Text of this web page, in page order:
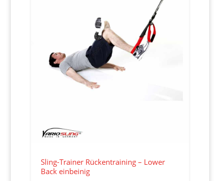
Sling-Trainer Rückentraining – Lower
Back einbeinig